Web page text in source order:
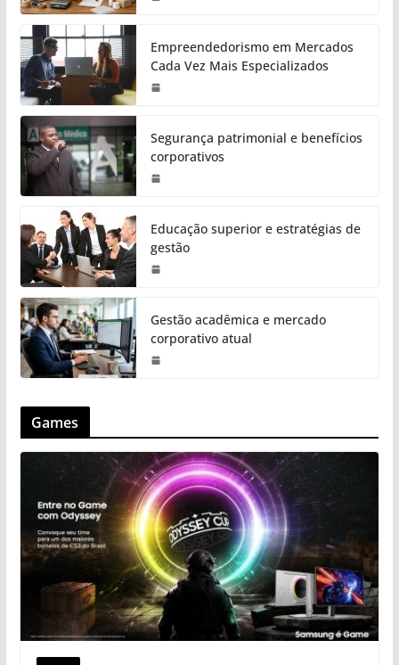
Empreendedorismo em Mercados
Cada Vez Mais Especializados
Segurança patrimonial e benefícios
corporativos
Educação superior e estratégias de
gestão
Gestão acadêmica e mercado
corporativo atual
Games